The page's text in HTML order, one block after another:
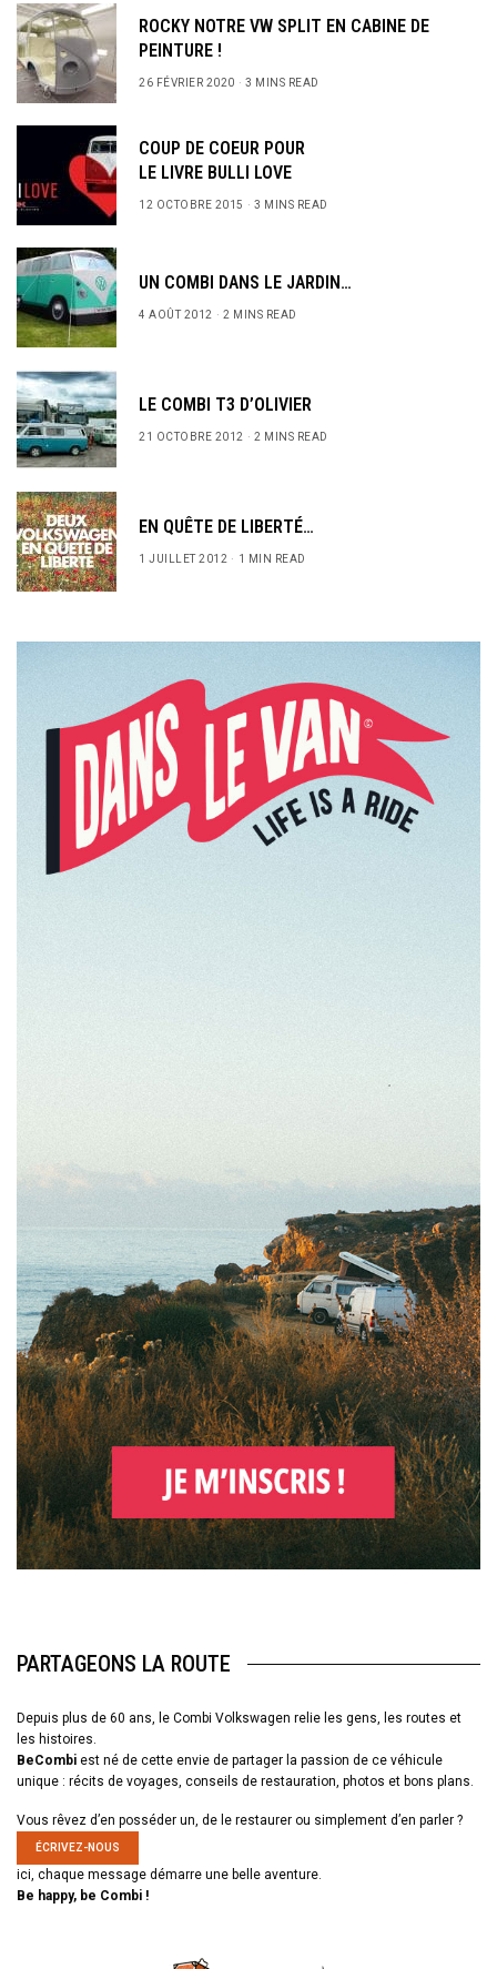
ROCKY NOTRE VW SPLIT EN CABINE DE
PEINTURE !
26 FÉVRIER 2020 3 MINS READ
COUP DE COEUR POUR
LE LIVRE BULLI LOVE
12 OCTOBRE 2015 3 MINS READ
UN COMBI DANS LE JARDIN…
4 AOÛT 2012 2 MINS READ
LE COMBI T3 D’OLIVIER
21 OCTOBRE 2012 2 MINS READ
EN QUÊTE DE LIBERTÉ…
1 JUILLET 2012 1 MIN READ
PARTAGEONS LA ROUTE
Depuis plus de 60 ans, le Combi Volkswagen relie les gens, les routes et
les histoires.
BeCombi est né de cette envie de partager la passion de ce véhicule
unique : récits de voyages, conseils de restauration, photos et bons plans.
Vous rêvez d’en posséder un, de le restaurer ou simplement d’en parler ?
ÉCRIVEZ-NOUS
ici, chaque message démarre une belle aventure.
Be happy, be Combi !